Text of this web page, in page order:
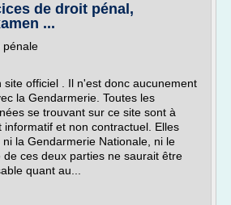
de droit pénal,
...
pénale
site officiel . Il n'est donc aucunement
la Gendarmerie. Toutes les
se trouvant sur ce site sont à
et non contractuel. Elles
la Gendarmerie Nationale, ni le
de ces deux parties ne saurait être
quant au...